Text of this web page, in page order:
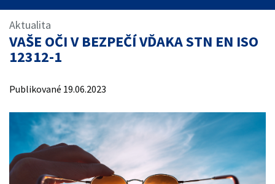
Úvod
Aktualita
VAŠE OČI V BEZPEČÍ VĎAKA STN EN ISO
12312-1
Publikované 19.06.2023